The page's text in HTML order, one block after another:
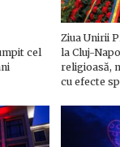
cel
Ziua Unirii
la Cluj-
religioasă,
cu efecte